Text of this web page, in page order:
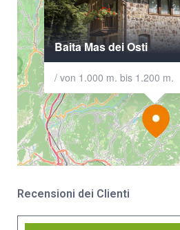
Baita Mas dei Osti
/ von 1.000 m. bis 1.200 m.
Recensioni dei Clienti